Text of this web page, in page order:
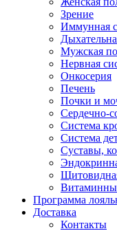
Зрение
Иммунная
Мужская
Нервная
Онкосерия
Печень
Почки и
Сердечно-
Система
Система
Суставы,
Программа
Доставка
Контакты